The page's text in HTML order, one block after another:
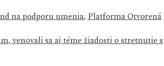
na podporu umenia,Platforma Otvorená
venovali sa aj téme žiadosti o stretnutie s